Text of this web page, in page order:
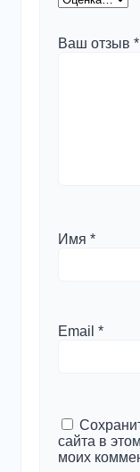
Ваш отзыв *
Имя *
Email *
сайта в
моих